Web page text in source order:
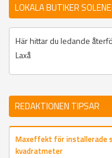
LOKALA BUTIKER
Här hittar du ledande
Laxå
REDAKTIONEN TIPSAR
Maxeffekt för installerade
kvadratmeter